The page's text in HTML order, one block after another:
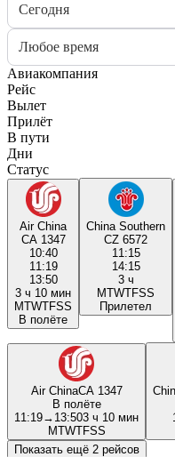
Сегодня
Любое время
Авиакомпания
Рейс
Вылет
Прилёт
В пути
Дни
Статус
Air China
CA 1347
10:40
11:19
13:50
3 ч 10 мин
MTWTFSS
В полёте
China Southern
CZ 6572
11:15
14:15
3 ч
MTWTFSS
Прилетел
Air ChinaCA 1347
В полёте
11:19→ 13:503 ч 10 мин
MTWTFSS
Показать ещё 2 рейсов